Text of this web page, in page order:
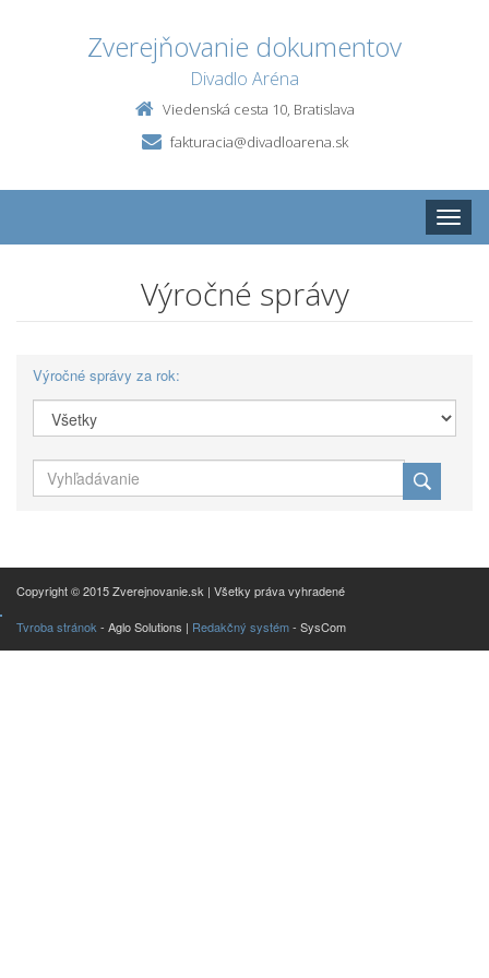
Zverejňovanie dokumentov
Divadlo Aréna
Viedenská cesta 10, Bratislava
fakturacia@divadloarena.sk
Toggle
Výročné správy
Výročné správy za rok:
Copyright © 2015 Zverejnovanie.sk | Všetky práva vyhradené
Tvroba stránok - Aglo Solutions | Redakčný systém- SysCom